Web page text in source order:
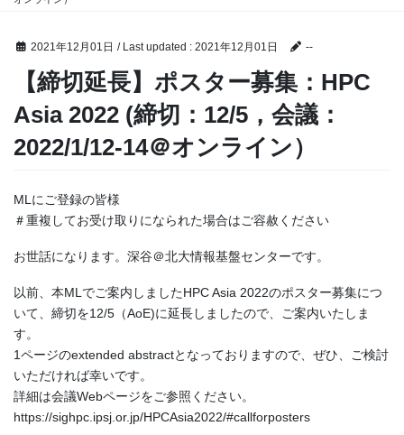
2021年12月01日 / Last updated : 2021年12月01日 --
【締切延長】ポスター募集：HPC
Asia 2022 (締切：12/5，会議：
2022/1/12-14＠オンライン）
MLにご登録の皆様
＃重複してお受け取りになられた場合はご容赦ください
お世話になります。深谷＠北大情報基盤センターです。
以前、本MLでご案内しましたHPC Asia 2022のポスター募集につ
いて、締切を12/5（AoE)に延長しましたので、ご案内いたしま
す。
1ページのextended abstractとなっておりますので、ぜひ、ご検討
いただければ幸いです。
詳細は会議Webページをご参照ください。
https://sighpc.ipsj.or.jp/HPCAsia2022/#callforposters